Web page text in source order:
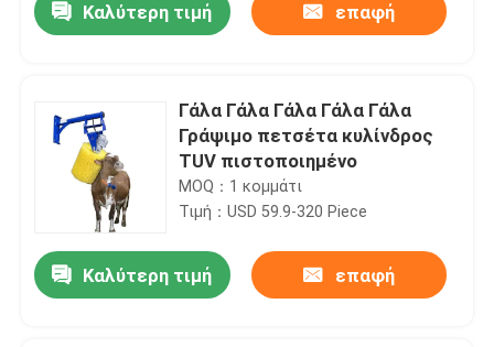
Καλύτερη τιμή επαφή
Γάλα Γάλα Γάλα Γάλα Γάλα
Γράψιμο πετσέτα κυλίνδρος
TUV πιστοποιημένο
MOQ：1 κομμάτι
Τιμή：USD 59.9-320 Piece
Καλύτερη τιμή επαφή